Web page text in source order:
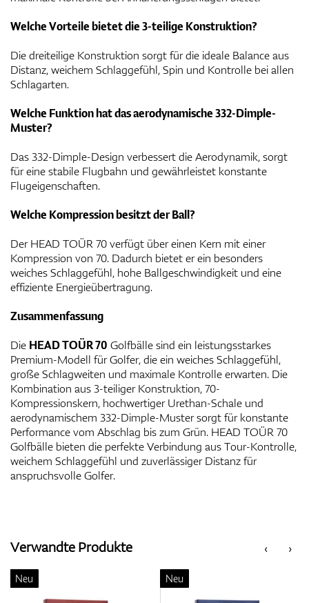
Welche Vorteile bietet die 3-teilige Konstruktion?
Die dreiteilige Konstruktion sorgt für die ideale Balance aus
Distanz, weichem Schlaggefühl, Spin und Kontrolle bei allen
Schlagarten.
Welche Funktion hat das aerodynamische 332-Dimple-
Muster?
Das 332-Dimple-Design verbessert die Aerodynamik, sorgt
für eine stabile Flugbahn und gewährleistet konstante
Flugeigenschaften.
Welche Kompression besitzt der Ball?
Der HEAD TOÜR 70 verfügt über einen Kern mit einer
Kompression von 70. Dadurch bietet er ein besonders
weiches Schlaggefühl, hohe Ballgeschwindigkeit und eine
effiziente Energieübertragung.
Zusammenfassung
Die HEAD TOÜR 70 Golfbälle sind ein leistungsstarkes
Premium-Modell für Golfer, die ein weiches Schlaggefühl,
große Schlagweiten und maximale Kontrolle erwarten. Die
Kombination aus 3-teiliger Konstruktion, 70-
Kompressionskern, hochwertiger Urethan-Schale und
aerodynamischem 332-Dimple-Muster sorgt für konstante
Performance vom Abschlag bis zum Grün. HEAD TOÜR 70
Golfbälle bieten die perfekte Verbindung aus Tour-Kontrolle,
weichem Schlaggefühl und zuverlässiger Distanz für
anspruchsvolle Golfer.
‹
Verwandte Produkte ›
Neu Neu